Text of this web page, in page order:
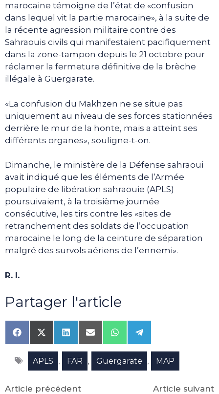
marocaine témoigne de l’état de «confusion
dans lequel vit la partie marocaine», à la suite de
la récente agression militaire contre des
Sahraouis civils qui manifestaient pacifiquement
dans la zone-tampon depuis le 21 octobre pour
réclamer la fermeture définitive de la brèche
illégale à Guergarate.
«La confusion du Makhzen ne se situe pas
uniquement au niveau de ses forces stationnées
derrière le mur de la honte, mais a atteint ses
différents organes», souligne-t-on.
Dimanche, le ministère de la Défense sahraoui
avait indiqué que les éléments de l’Armée
populaire de libération sahraouie (APLS)
poursuivaient, à la troisième journée
consécutive, les tirs contre les «sites de
retranchement des soldats de l’occupation
marocaine le long de la ceinture de séparation
malgré des survols aériens de l’ennemi».
R. I.
Partager l'article
Share
on
Facebook
Share
on
X
(Twitter)
Share
on
LinkedIn
Share
on
Email
Share
on
WhatsApp
Share
on
Telegram
Étiquettes
APLS , FAR , Guergarate , MAP
Article précédent Article suivant